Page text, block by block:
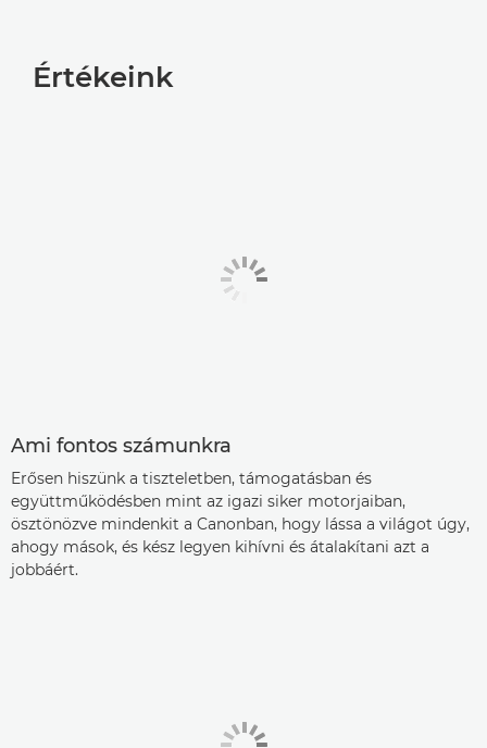
Értékeink
Ami fontos számunkra
Erősen hiszünk a tiszteletben, támogatásban és
együttműködésben mint az igazi siker motorjaiban,
ösztönözve mindenkit a Canonban, hogy lássa a világot úgy,
ahogy mások, és kész legyen kihívni és átalakítani azt a
jobbáért.